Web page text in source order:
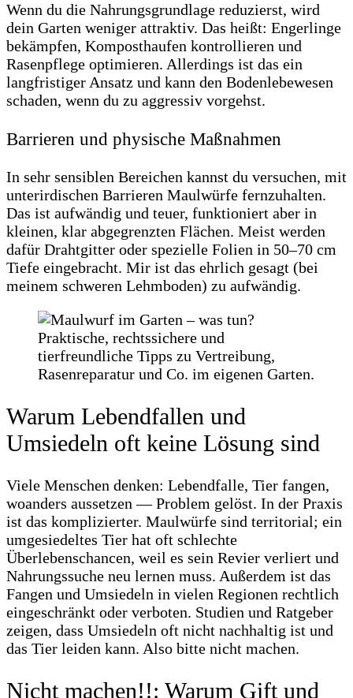
Wenn du die Nahrungsgrundlage reduzierst, wird
dein Garten weniger attraktiv. Das heißt: Engerlinge
bekämpfen, Komposthaufen kontrollieren und
Rasenpflege optimieren. Allerdings ist das ein
langfristiger Ansatz und kann den Bodenlebewesen
schaden, wenn du zu aggressiv vorgehst.
Barrieren und physische Maßnahmen
In sehr sensiblen Bereichen kannst du versuchen, mit
unterirdischen Barrieren Maulwürfe fernzuhalten.
Das ist aufwändig und teuer, funktioniert aber in
kleinen, klar abgegrenzten Flächen. Meist werden
dafür Drahtgitter oder spezielle Folien in 50–70 cm
Tiefe eingebracht. Mir ist das ehrlich gesagt (bei
meinem schweren Lehmboden) zu aufwändig.
Warum Lebendfallen und
Umsiedeln oft keine Lösung sind
Viele Menschen denken: Lebendfalle, Tier fangen,
woanders aussetzen — Problem gelöst. In der Praxis
ist das komplizierter. Maulwürfe sind territorial; ein
umgesiedeltes Tier hat oft schlechte
Überlebenschancen, weil es sein Revier verliert und
Nahrungssuche neu lernen muss. Außerdem ist das
Fangen und Umsiedeln in vielen Regionen rechtlich
eingeschränkt oder verboten. Studien und Ratgeber
zeigen, dass Umsiedeln oft nicht nachhaltig ist und
das Tier leiden kann. Also bitte nicht machen.
Nicht machen!!: Warum Gift und